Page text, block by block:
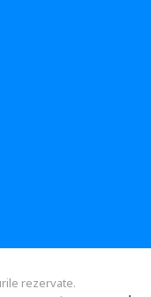
rezervate.